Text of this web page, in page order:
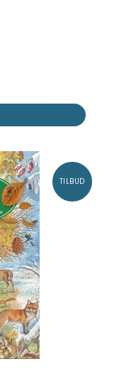
TILBUD